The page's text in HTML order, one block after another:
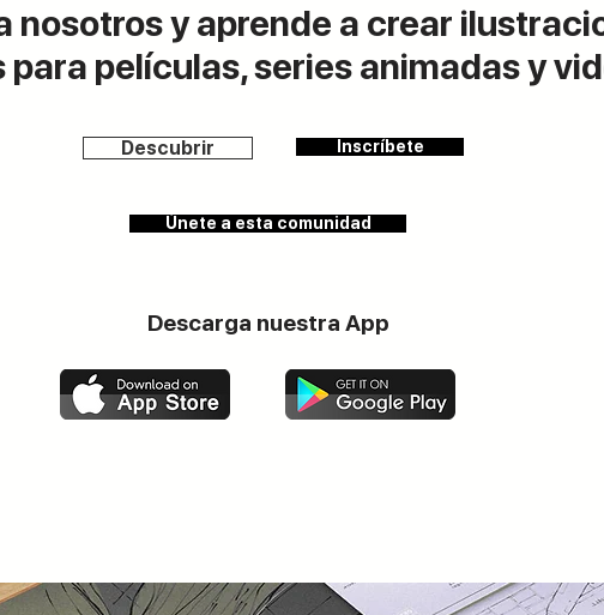
nosotros y aprende a crear
películas, series animadas y
Descubrir Inscríbete
Únete a esta comunidad
Descarga nuestra App